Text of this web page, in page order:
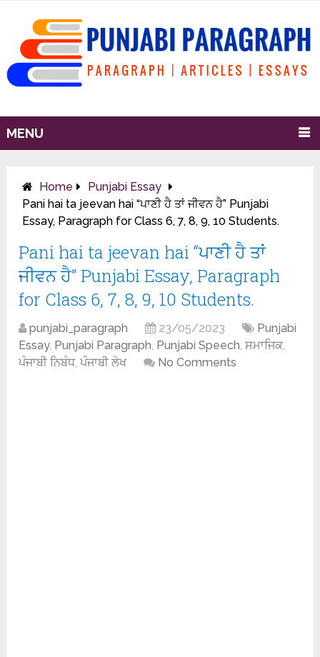
MENU
Home
Punjabi Essay
Pani hai ta jeevan hai “ਪਾਣੀ ਹੈ ਤਾਂ ਜੀਵਨ ਹੈ” Punjabi
Essay, Paragraph for Class 6, 7, 8, 9, 10 Students.
Pani hai ta jeevan hai “ਪਾਣੀ ਹੈ ਤਾਂ
ਜੀਵਨ ਹੈ” Punjabi Essay, Paragraph
for Class 6, 7, 8, 9, 10 Students.
punjabi_paragraph 23/05/2023
Punjabi
Essay, Punjabi Paragraph, Punjabi Speech,ਸਮਾਜਿਕ,
ਪੰਜਾਬੀ ਨਿਬੰਧ,ਪੰਜਾਬੀ ਲੇਖ No Comments